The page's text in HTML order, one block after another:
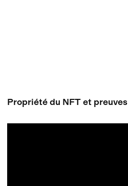
Propriété du NFT et preuves